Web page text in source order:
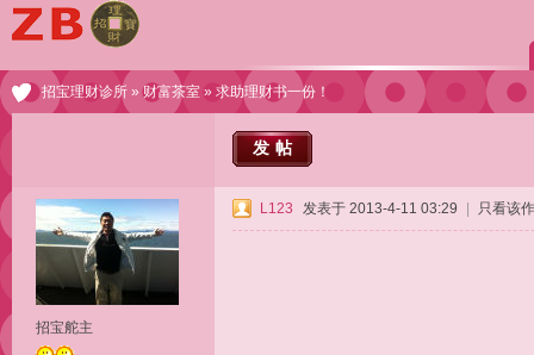
招宝理财诊所 »财富茶室 » 求助理财书一份！
发帖
招宝舵主
L123 发表于 2013-4-11 03:29 只看该